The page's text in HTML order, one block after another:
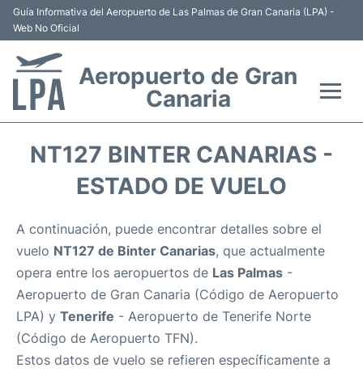
Guía Informativa del Aeropuerto de Las Palmas de Gran Canaria (LPA) -
Web No Oficial
Aeropuerto de Gran
Canaria
Hoteles
Transporte +
Alquiler Coches
NT127 BINTER CANARIAS -
ESTADO DE VUELO
A continuación, puede encontrar detalles sobre el
vuelo NT127 de Binter Canarias, que actualmente
opera entre los aeropuertos de Las Palmas -
Aeropuerto de Gran Canaria (Código de Aeropuerto
LPA) y Tenerife - Aeropuerto de Tenerife Norte
(Código de Aeropuerto TFN).
Estos datos de vuelo se refieren específicamente a